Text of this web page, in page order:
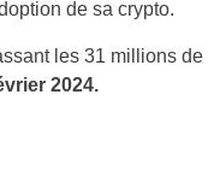
de sa crypto.
les 31 millions de
2024.